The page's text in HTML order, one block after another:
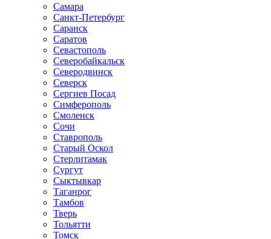
Самара
Санкт-Петербург
Саранск
Саратов
Севастополь
Северобайкальск
Северодвинск
Северск
Сергиев Посад
Симферополь
Смоленск
Сочи
Ставрополь
Старый Оскол
Стерлитамак
Сургут
Сыктывкар
Таганрог
Тамбов
Тверь
Тольятти
Томск